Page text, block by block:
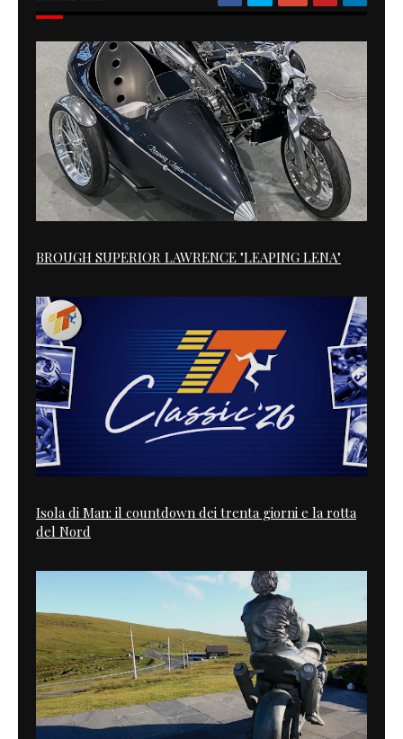
BROUGH SUPERIOR LAWRENCE "LEAPING LENA"
Isola di Man: il countdown dei trenta giorni e la rotta
del Nord